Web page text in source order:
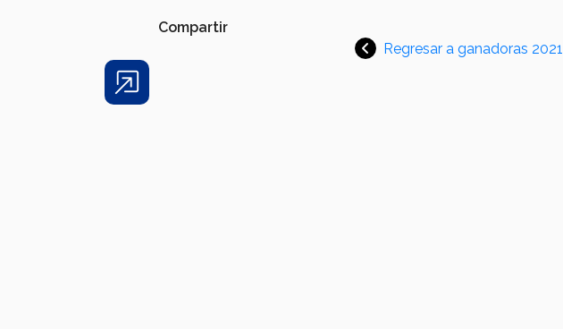
Regresar a ganadoras 2021
Share
Compartir